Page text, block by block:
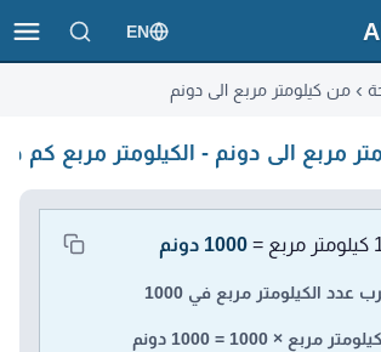
EN
من كيلومتر مربع الى دونم
مربع الى دونم - الكيلومتر مربع كم
مربع = 1000 دونم
عدد الكيلومتر مربع في 1000